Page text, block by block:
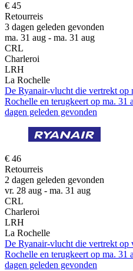
€ 45
Retourreis
3 dagen geleden gevonden
ma. 31 aug - ma. 31 aug
CRL
Charleroi
LRH
La Rochelle
De Ryanair-vlucht die vertrekt op
Rochelle en terugkeert op ma. 31
dagen geleden gevonden
€ 46
Retourreis
2 dagen geleden gevonden
vr. 28 aug - ma. 31 aug
CRL
Charleroi
LRH
La Rochelle
De Ryanair-vlucht die vertrekt op
Rochelle en terugkeert op ma. 31
dagen geleden gevonden